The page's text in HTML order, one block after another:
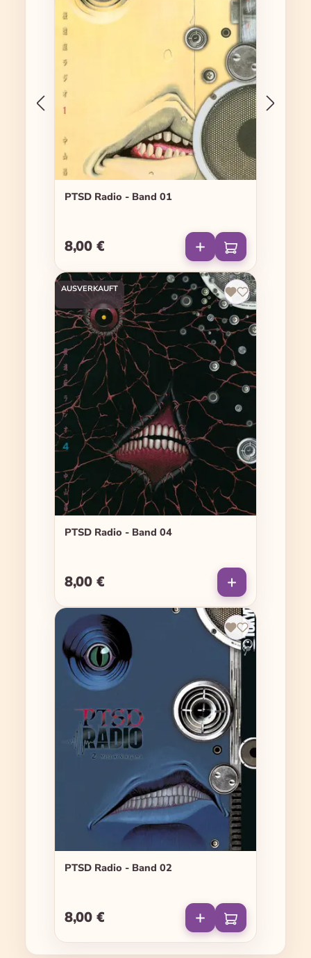
PTSD Radio - Band 01
Regulärer Preis:
8,00 €
AUSVERKAUFT
PTSD Radio - Band 04
Regulärer Preis:
8,00 €
PTSD Radio - Band 02
Regulärer Preis:
8,00 €